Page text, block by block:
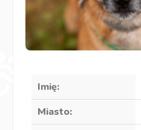
Imię:
Miasto: